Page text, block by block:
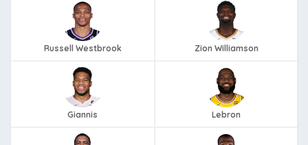
Russell Westbrook Zion Williamson
Giannis Lebron